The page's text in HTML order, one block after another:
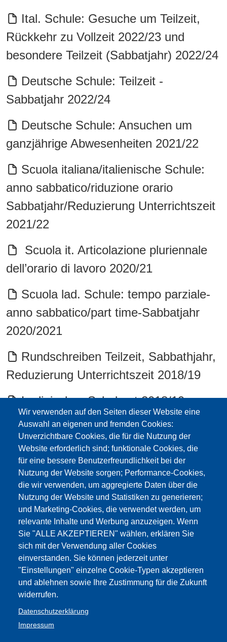
Wir verwenden auf den Seiten dieser Website eine
Auswahl an eigenen und fremden Cookies:
Unverzichtbare Cookies, die für die Nutzung der
Website erforderlich sind; funktionale Cookies, die
für eine bessere Benutzerfreundlichkeit bei der
Nutzung der Website sorgen; Performance-Cookies,
die wir verwenden, um aggregierte Daten über die
Nutzung der Website und Statistiken zu generieren;
und Marketing-Cookies, die verwendet werden, um
relevante Inhalte und Werbung anzuzeigen. Wenn
Sie "ALLE AKZEPTIEREN" wählen, erklären Sie
sich mit der Verwendung aller Cookies
einverstanden. Sie können jederzeit unter
"Einstellungen" einzelne Cookie-Typen akzeptieren
und ablehnen sowie Ihre Zustimmung für die Zukunft
widerrufen.
Datenschutzerklärung
Impressum
Ital. Schule: Gesuche um Teilzeit,
Rückkehr zu Vollzeit 2022/23 und
besondere Teilzeit (Sabbatjahr) 2022/24
Deutsche Schule: Teilzeit -
Sabbatjahr 2022/24
Deutsche Schule: Ansuchen um
ganzjährige Abwesenheiten 2021/22
Scuola italiana/italienische Schule:
anno sabbatico/riduzione orario
Sabbatjahr/Reduzierung Unterrichtszeit
2021/22
Scuola it. Articolazione pluriennale
dell’orario di lavoro 2020/21
Scuola lad. Schule: tempo parziale-
anno sabbatico/part time-Sabbatjahr
2020/2021
Rundschreiben Teilzeit, Sabbathjahr,
Reduzierung Unterrichtszeit 2018/19
Ladinisches Schulamt 2018/19 -
Ansuchen Teilzeit, Sabbathjahr und
Reduzierung Unterrichtszeit
Rundschreiben und Anträge Teilzeit,
Sabbathjahr etc Schuljahr 2017/18
Rundschreiben Teilzeit, Sabbathjahr
etc- Schuljarh 2016/17
2016/17 Teilzeit, besonderde
Teilzeit, Sabbathjahr, Rundschreiben,
Vertrag
RS Indendenza Ladina Circolare
Part-time etc 2016/17